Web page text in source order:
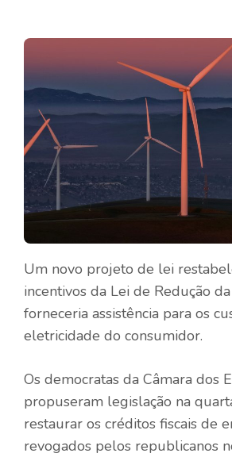
Um novo projeto de lei
incentivos da Lei de Redução
forneceria assistência para os
eletricidade do consumidor.
Os democratas da Câmara dos
propuseram legislação na
restaurar os créditos fiscais de
revogados pelos republicanos